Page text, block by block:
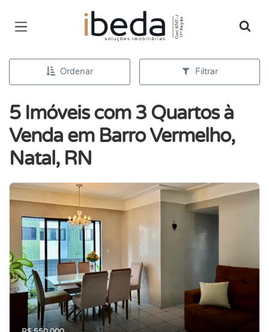
Página inicial
Ordenar Filtrar
5 Imóveis com 3 Quartos à
Venda em Barro Vermelho,
Natal, RN